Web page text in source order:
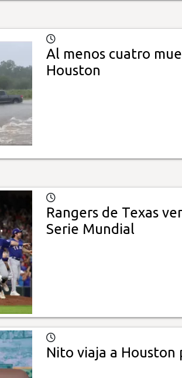
Al menos cuatro
Houston
Rangers de Texas
Serie Mundial
Nito viaja a Houston